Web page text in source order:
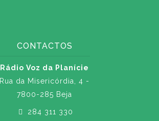
CONTACTOS
Rádio Voz da Planície
Rua da Misericórdia, 4 -
7800-285 Beja
284 311 330